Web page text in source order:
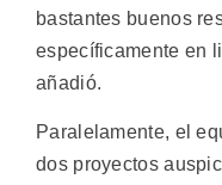
bastantes buenos
específicamente en
añadió.
Paralelamente, el
dos proyectos